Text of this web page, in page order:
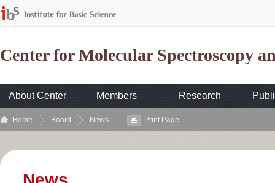
Center for Molecular Spectroscopy
About Center Members Research
Home Board News Print Page